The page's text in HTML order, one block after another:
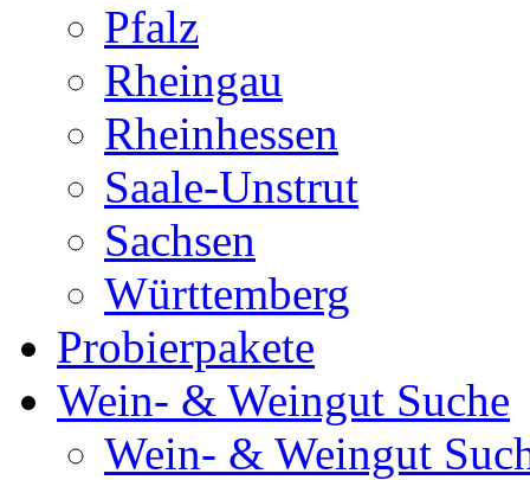
Pfalz
Rheingau
Rheinhessen
Saale-Unstrut
Sachsen
Württemberg
Probierpakete
Wein- & Weingut Suche
Wein- & Weingut